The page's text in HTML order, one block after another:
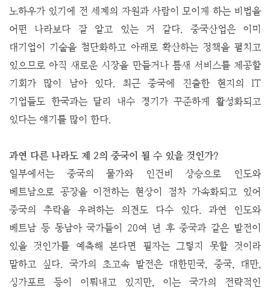
노하우가 있기에 전 세계의 자원과 사람이 모이게 하는 비법을
어떤 나라보다 잘 알고 있는 거 같다. 중국산업은 이미
대기업이 기술을 첨단화하고 아래로 확산하는 정책을 펼치고
있으므로 아직 새로운 시장을 만들거나 틈새 서비스를 제공할
기회가 많이 남아 있다. 최근 중국에 진출한 현지의 IT
기업들도 한국과는 달리 내수 경기가 꾸준하게 활성화되고
있다는 얘기를 많이 한다.
과연 다른 나라도 제 2의 중국이 될 수 있을 것인가?
일부에서는 중국의 물가와 인건비 상승으로 인도와
베트남으로 공장을 이전하는 현상이 점차 가속화되고 있어
중국의 추락을 우려하는 의견도 다수 있다. 과연 인도와
베트남 등 동남아 국가들이 20여 년 후 중국과 같은 발전이
있을 것인가를 예측해 본다면 필자는 그렇지 못할 것이라
말하고 싶다. 국가의 초고속 발전은 대한민국, 중국, 대만,
싱가포르 등이 이뤄내고 있지만, 이는 국가의 전략적인